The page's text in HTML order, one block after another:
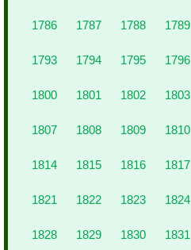
1786 1787 1788 1789
1793 1794 1795 1796
1800 1801 1802 1803
1807 1808 1809 1810
1814 1815 1816 1817
1821 1822 1823 1824
1828 1829 1830 1831